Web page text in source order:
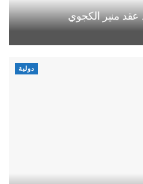
منير الكجوي
دولية